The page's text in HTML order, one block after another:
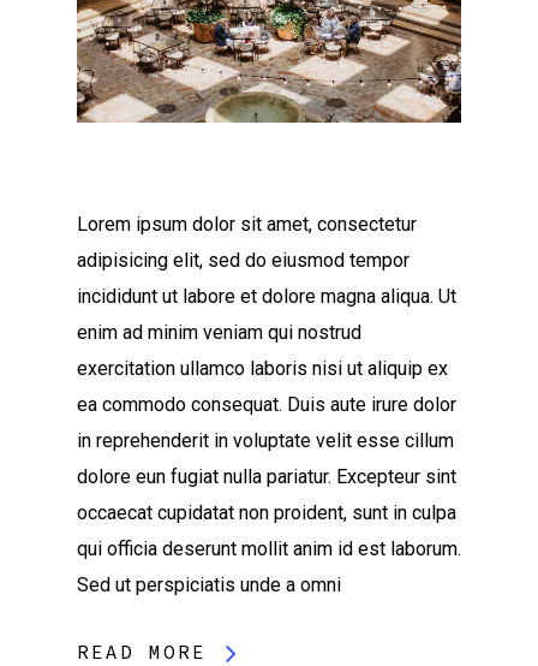
Lorem ipsum dolor sit amet, consectetur
adipisicing elit, sed do eiusmod tempor
incididunt ut labore et dolore magna aliqua. Ut
enim ad minim veniam qui nostrud
exercitation ullamco laboris nisi ut aliquip ex
ea commodo consequat. Duis aute irure dolor
in reprehenderit in voluptate velit esse cillum
dolore eun fugiat nulla pariatur. Excepteur sint
occaecat cupidatat non proident, sunt in culpa
qui officia deserunt mollit anim id est laborum.
Sed ut perspiciatis unde a omni
READ MORE